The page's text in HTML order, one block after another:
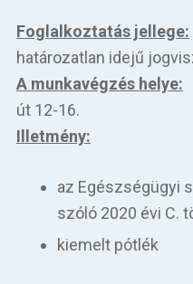
Foglalkoztatás jellege:
határozatlan idejű
A munkavégzés helye:
út 12-16.
Illetmény:
az Egészségügyi
szóló 2020 évi C.
kiemelt pótlék